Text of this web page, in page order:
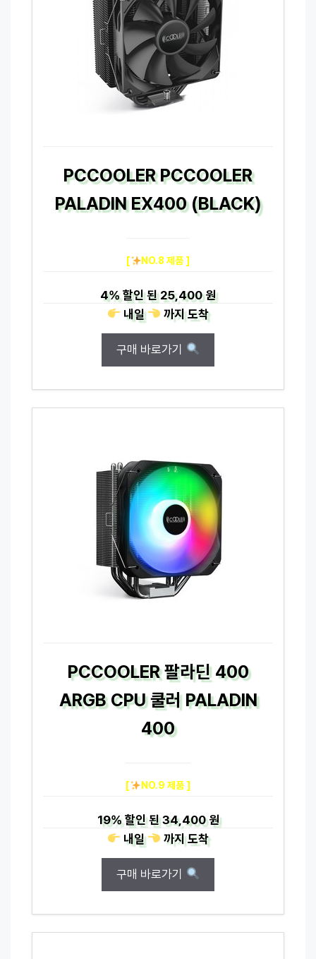
PCCOOLER PCCOOLER
PALADIN EX400 (BLACK)
[ NO.8 제품 ]
4%할인 된25,400 원
내일
까지도착
구매 바로가기
PCCOOLER 팔라딘 400
ARGB CPU 쿨러 PALADIN
400
[ NO.9 제품 ]
19%할인 된34,400 원
내일
까지도착
구매 바로가기